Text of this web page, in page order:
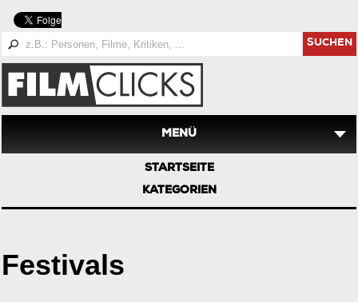
SUCHEN
MENÜ
STARTSEITE
KATEGORIEN
Festivals